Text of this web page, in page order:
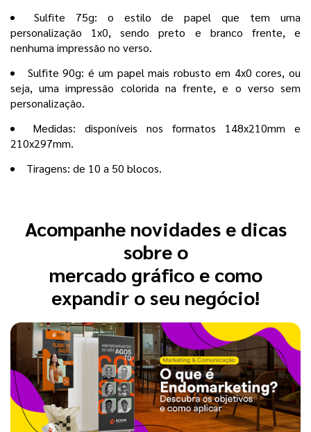
Sulfite 75g: o estilo de papel que tem uma
personalização 1x0, sendo preto e branco frente, e
nenhuma impressão no verso.
Sulfite 90g: é um papel mais robusto em 4x0 cores, ou
seja, uma impressão colorida na frente, e o verso sem
personalização.
Medidas: disponíveis nos formatos 148x210mm e
210x297mm.
Tiragens: de 10 a 50 blocos.
Acompanhe novidades e dicas
sobre o
mercado gráfico e como
expandir o seu negócio!